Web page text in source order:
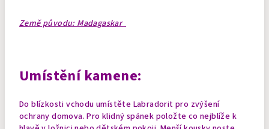
Země původu: Madagaskar
Umístění kamene:
Do blízkosti vchodu umístěte Labradorit pro zvýšení
ochrany domova. Pro klidný spánek položte co nejblíže k